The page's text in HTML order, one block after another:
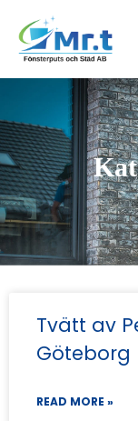
Tvätt av
Göteborg
READ MORE »